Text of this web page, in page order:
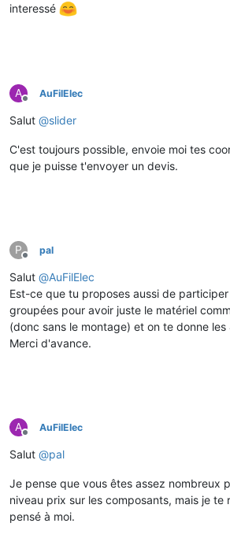
interessé
A
Offline
AuFilElec
Salut @slider
C'est toujours possible, envoie moi tes
que je puisse t'envoyer un devis.
P
Offline
pal
Salut @AuFilElec
Est-ce que tu proposes aussi de
groupées pour avoir juste le matériel
(donc sans le montage) et on te donne
Merci d'avance.
A
Offline
AuFilElec
Salut @pal
Je pense que vous êtes assez nombreux
niveau prix sur les composants, mais je te
pensé à moi.